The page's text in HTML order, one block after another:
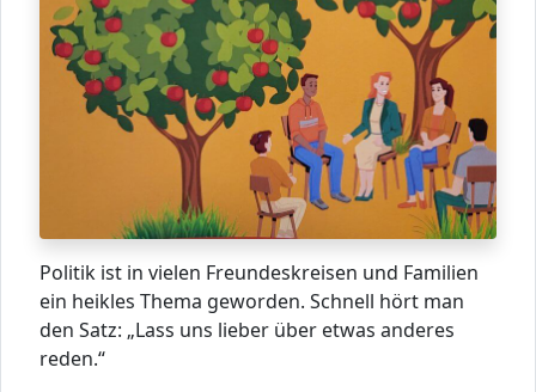
Politik ist in vielen Freundeskreisen und Familien
ein heikles Thema geworden. Schnell hört man
den Satz: „Lass uns lieber über etwas anderes
reden.“